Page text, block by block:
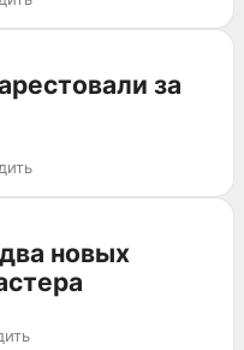
за
новых